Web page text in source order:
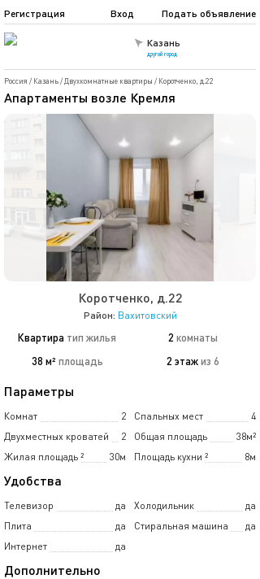
Казань
другой город
Подать объявление
Регистрация Вход
Россия / Казань/ Двухкомнатные квартиры / Коротченко, д.22
Апартаменты возле Кремля
Коротченко, д.22
Район: Вахитовский
Квартира тип жилья 2 комнаты
38 м² площадь 2 этажиз 6
Параметры
Комнат 2 Спальных мест
4
Двухместных кроватей
2 Общая площадь
38м²
Жилая площадь
30м
² Площадь кухни 8м
²
Удобства
Телевизор да Холодильник
да
Плита
да Стиральная машина
да
Интернет
да
Дополнительно